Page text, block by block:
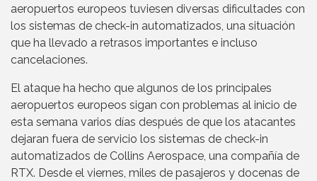
aeropuertos europeos tuviesen diversas dificultades con
los sistemas de check-in automatizados, una situación
que ha llevado a retrasos importantes e incluso
cancelaciones.
El ataque ha hecho que algunos de los principales
aeropuertos europeos sigan con problemas al inicio de
esta semana varios días después de que los atacantes
dejaran fuera de servicio los sistemas de check-in
automatizados de Collins Aerospace, una compañía de
RTX. Desde el viernes, miles de pasajeros y docenas de